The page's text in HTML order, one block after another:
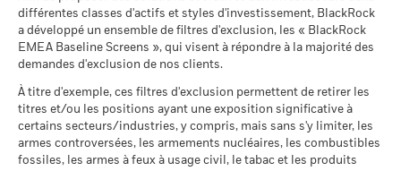
évoluer très différemment. Ceci peut vous aider à évaluer la
façon dont le fonds a été géré dans le passé
La performance est indiquée sur la base de la Valeur nette
d’inventaire (VNI), avec le revenu brut réinvesti le cas échéant.
Le rendement de votre investissement peut augmenter ou
diminuer en raison des fluctuations des devises si votre
investissement est effectué dans une devise autre que celle
utilisée dans le calcul des performances passées. Source :
Blackrock
Intermédiaire
Rendement annuel moyen
Favorable
Ce que vous pourriez obtenir après
Rendement annuel moyen
Le scénario de tension montre ce que vous pourriez obtenir
dans des situations de marché extrêmes.
Notation des fonds ESG MSCI
au 17/juil./2026
A
Pointage de qualité ESG
MSCI (0-10)
au 17/juil./2026
Classification mondiale des
fonds selon Lipper
au 17/juil./2026
Equity Emerging Markets
Global
MSCI - Contrevenants au
Pacte mondial des Nations
Unies
au 30/juin/2026
0,00%
MSCI - Charbon thermique
au 30/juin/2026
0,00%
MSCI - Sables bitumineux
au 30/juin/2026
0,00%
AG (en)
Sustainability related disclosure - EMSUST-
AG (fr)
BlackRock Global Funds - Prospectus (French
- France)
différentes classes d'actifs et styles d'investissement, BlackRock
a développé un ensemble de filtres d'exclusion, les « BlackRock
EMEA Baseline Screens », qui visent à répondre à la majorité des
demandes d'exclusion de nos clients.
À titre d'exemple, ces filtres d'exclusion permettent de retirer les
titres et/ou les positions ayant une exposition significative à
certains secteurs/industries, y compris, mais sans s'y limiter, les
armes controversées, les armements nucléaires, les combustibles
fossiles, les armes à feux à usage civil, le tabac et les produits